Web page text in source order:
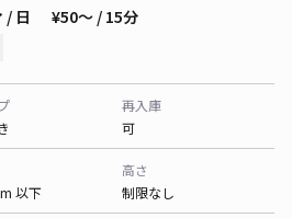
/ 日 ¥50〜 / 15分
再入庫
可
以下
高さ
制限なし